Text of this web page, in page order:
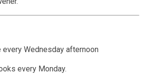
every Wednesday afternoon
every Monday.